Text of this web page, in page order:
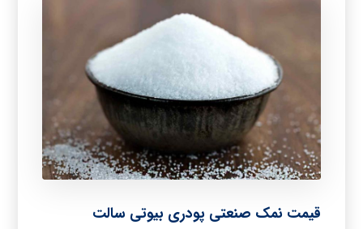
قیمت نمک صنعتی پودری بیوتی سالت